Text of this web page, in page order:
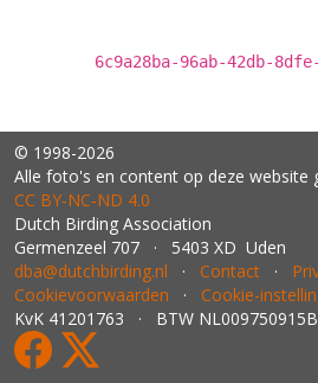
6c9a28ba-96ab-42db-
© 1998-2026
Alle foto's en content op deze website
CC BY‑NC‑ND 4.0
Dutch Birding Association
Germenzeel 707 · 5403 XD Uden
dba@dutchbirding.nl · Contact ·
Cookievoorwaarden · Cookie-
KvK 41201763 · BTW